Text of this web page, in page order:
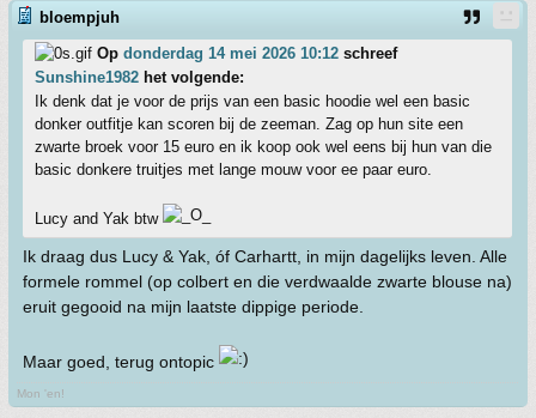
bloempjuh
Op donderdag 14 mei 2026 10:12 schreef
Sunshine1982 het volgende:
Ik denk dat je voor de prijs van een basic hoodie wel een basic
donker outfitje kan scoren bij de zeeman. Zag op hun site een
zwarte broek voor 15 euro en ik koop ook wel eens bij hun van die
basic donkere truitjes met lange mouw voor ee paar euro.
Lucy and Yak btw
Ik draag dus Lucy & Yak, óf Carhartt, in mijn dagelijks leven. Alle
formele rommel (op colbert en die verdwaalde zwarte blouse na)
eruit gegooid na mijn laatste dippige periode.
Maar goed, terug ontopic
Mon 'en!